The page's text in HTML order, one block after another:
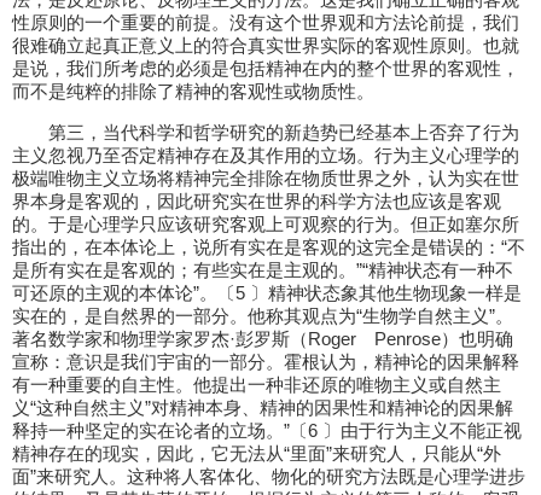
性原则的一个重要的前提。没有这个世界观和方法论前提，我们
很难确立起真正意义上的符合真实世界实际的客观性原则。也就
是说，我们所考虑的必须是包括精神在内的整个世界的客观性，
而不是纯粹的排除了精神的客观性或物质性。
第三，当代科学和哲学研究的新趋势已经基本上否弃了行为
主义忽视乃至否定精神存在及其作用的立场。行为主义心理学的
极端唯物主义立场将精神完全排除在物质世界之外，认为实在世
界本身是客观的，因此研究实在世界的科学方法也应该是客观
的。于是心理学只应该研究客观上可观察的行为。但正如塞尔所
指出的，在本体论上，说所有实在是客观的这完全是错误的：“不
是所有实在是客观的；有些实在是主观的。”“精神状态有一种不
可还原的主观的本体论”。〔5 〕精神状态象其他生物现象一样是
实在的，是自然界的一部分。他称其观点为“生物学自然主义”。
著名数学家和物理学家罗杰·彭罗斯（Roger Penrose）也明确
宣称：意识是我们宇宙的一部分。霍根认为，精神论的因果解释
有一种重要的自主性。他提出一种非还原的唯物主义或自然主
义“这种自然主义”对精神本身、精神的因果性和精神论的因果解
释持一种坚定的实在论者的立场。”〔6 〕由于行为主义不能正视
精神存在的现实，因此，它无法从“里面”来研究人，只能从“外
面”来研究人。这种将人客体化、物化的研究方法既是心理学进步